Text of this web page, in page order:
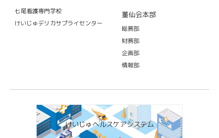
七尾看護専門学校
けいじゅデリカサプライセンター
董仙会本部
総務部
財務部
企画部
情報部
けいじゅヘルスケアシステム